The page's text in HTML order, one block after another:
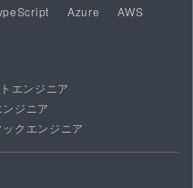
Azure
AWS
エンジニア
ジニア
クエンジニア